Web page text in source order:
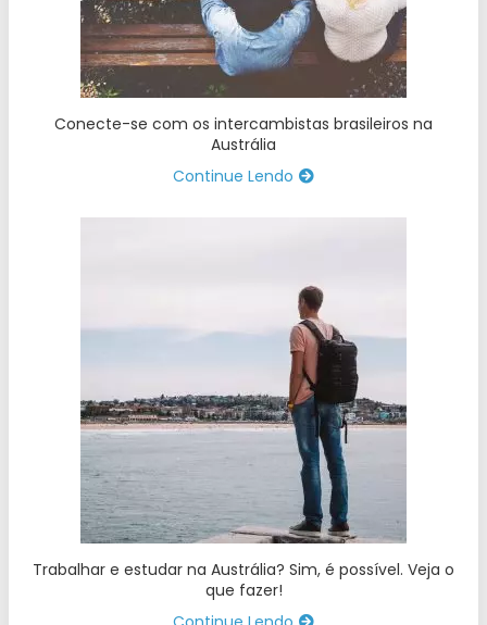
Conecte-se com os intercambistas brasileiros na
Austrália
Continue Lendo
Trabalhar e estudar na Austrália? Sim, é possível. Veja o
que fazer!